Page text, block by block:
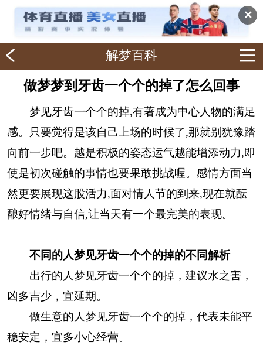
✕
解梦百科
做梦梦到牙齿一个个的掉了怎么回事
梦见牙齿一个个的掉,有著成为中心人物的满足
感。只要觉得是该自己上场的时候了,那就别犹豫踏
向前一步吧。越是积极的姿态运气越能增添动力,即
使是初次碰触的事情也要果敢挑战喔。感情方面当
然更要展现这股活力,面对情人节的到来,现在就酝
酿好情绪与自信,让当天有一个最完美的表现。
不同的人梦见牙齿一个个的掉的不同解析
出行的人梦见牙齿一个个的掉，建议水之害，
凶多吉少，宜延期。
做生意的人梦见牙齿一个个的掉，代表未能平
稳安定，宜多小心经营。